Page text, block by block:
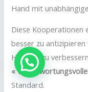
Hand mit
Diese Kooperationen
besser zu
Hackern zu
«
Standard.